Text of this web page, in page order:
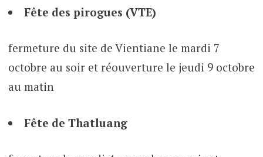
Fête des pirogues (VTE)
fermeture du site de Vientiane le mardi 7
octobre au soir et réouverture le jeudi 9 octobre
au matin
Fête de Thatluang